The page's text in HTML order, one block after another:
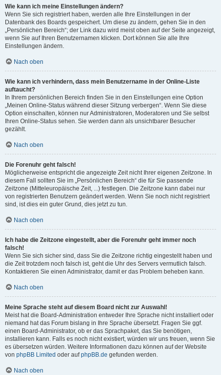
Wie kann ich meine Einstellungen ändern?
Wenn Sie sich registriert haben, werden alle Ihre Einstellungen in der
Datenbank des Boards gespeichert. Um diese zu ändern, gehen Sie in den
„Persönlichen Bereich“; der Link dazu wird meist oben auf der Seite angezeigt,
wenn Sie auf Ihren Benutzernamen klicken. Dort können Sie alle Ihre
Einstellungen ändern.
Nach oben
Wie kann ich verhindern, dass mein Benutzername in der Online-Liste
auftaucht?
In Ihrem persönlichen Bereich finden Sie in den Einstellungen eine Option
„Meinen Online-Status während dieser Sitzung verbergen“. Wenn Sie diese
Option einschalten, können nur Administratoren, Moderatoren und Sie selbst
Ihren Online-Status sehen. Sie werden dann als unsichtbarer Besucher
gezählt.
Nach oben
Die Forenuhr geht falsch!
Möglicherweise entspricht die angezeigte Zeit nicht Ihrer eigenen Zeitzone. In
diesem Fall sollten Sie im „Persönlichen Bereich“ die für Sie passende
Zeitzone (Mitteleuropäische Zeit, ...) festlegen. Die Zeitzone kann dabei nur
von registrierten Benutzern geändert werden. Wenn Sie noch nicht registriert
sind, ist dies ein guter Grund, dies jetzt zu tun.
Nach oben
Ich habe die Zeitzone eingestellt, aber die Forenuhr geht immer noch
falsch!
Wenn Sie sich sicher sind, dass Sie die Zeitzone richtig eingestellt haben und
die Zeit trotzdem noch falsch ist, geht die Uhr des Servers vermutlich falsch.
Kontaktieren Sie einen Administrator, damit er das Problem beheben kann.
Nach oben
Meine Sprache steht auf diesem Board nicht zur Auswahl!
Meist hat die Board-Administration entweder Ihre Sprache nicht installiert oder
niemand hat das Forum bislang in Ihre Sprache übersetzt. Fragen Sie ggf.
einen Board-Administrator, ob er das Sprachpaket, das Sie benötigen,
installieren kann. Falls es noch nicht existiert, würden wir uns freuen, wenn Sie
es übersetzen würden. Weitere Informationen dazu können auf der Website
von phpBB Limited oder aufphpBB.de gefunden werden.
Nach oben